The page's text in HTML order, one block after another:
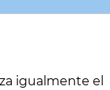
igualmente el